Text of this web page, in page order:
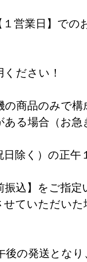
営業日】での
ださい！
商品のみで構
る場合（お急
除く）の正午
込】をご指定
せていただいた
の発送となり